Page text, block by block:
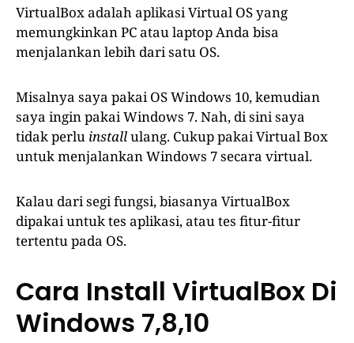
VirtualBox adalah aplikasi Virtual OS yang
memungkinkan PC atau laptop Anda bisa
menjalankan lebih dari satu OS.
Misalnya saya pakai OS Windows 10, kemudian
saya ingin pakai Windows 7. Nah, di sini saya
tidak perlu installulang. Cukup pakai Virtual Box
untuk menjalankan Windows 7 secara virtual.
Kalau dari segi fungsi, biasanya VirtualBox
dipakai untuk tes aplikasi, atau tes fitur-fitur
tertentu pada OS.
Cara Install VirtualBox Di
Windows 7,8,10